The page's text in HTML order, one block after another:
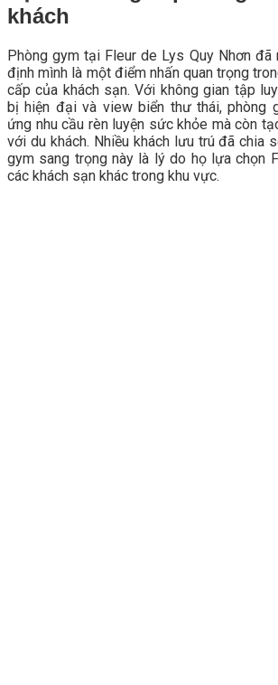
khách
Phòng gym tại Fleur de Lys Quy Nhơn đã
định mình là một điểm nhấn quan trọng
cấp của khách sạn. Với không gian tập
bị hiện đại và view biển thư thái, phòng
ứng nhu cầu rèn luyện sức khỏe mà còn
với du khách. Nhiều khách lưu trú đã chia
gym sang trọng này là lý do họ lựa chọn
các khách sạn khác trong khu vực.